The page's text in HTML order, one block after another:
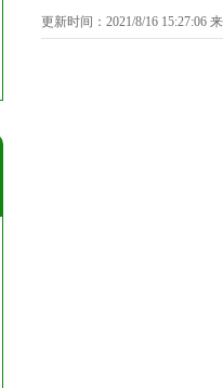
更新时间：2021/8/16 15:27:06